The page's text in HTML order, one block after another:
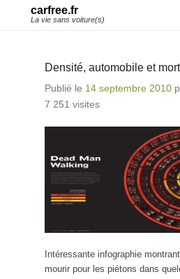
carfree.fr
La vie sans voiture(s)
Densité, automobile et
Publié le 14 septembre 2010
7 251 visites
Intéressante infographie
mourir pour les piétons dans